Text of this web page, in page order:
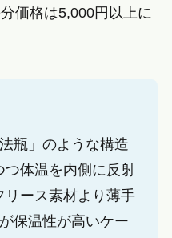
価格は5,000円以上に
瓶」のような構造
つ体温を内側に反射
リース素材より薄手
保温性が高いケー